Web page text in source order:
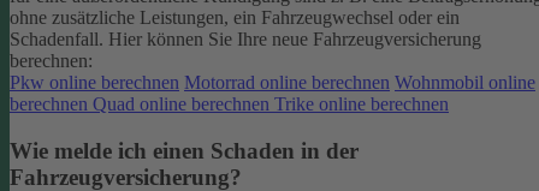
ohne zusätzliche Leistungen, ein Fahrzeugwechsel oder ein
Schadenfall. Hier können Sie Ihre neue Fahrzeugversicherung
berechnen:
Pkw online berechnen Motorrad online berechnen Wohnmobil online
berechnen Quad online berechnen Trike online berechnen
Wie melde ich einen Schaden in der
Fahrzeugversicherung?